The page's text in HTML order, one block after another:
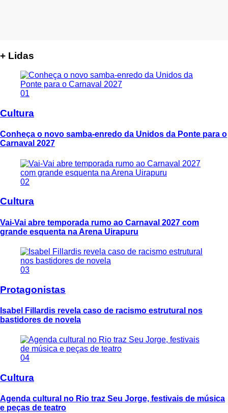
+ Lidas
01
Cultura
Conheça o novo samba-enredo da Unidos da Ponte para o
Carnaval 2027
02
Cultura
Vai-Vai abre temporada rumo ao Carnaval 2027 com
grande esquenta na Arena Uirapuru
03
Protagonistas
Isabel Fillardis revela caso de racismo estrutural nos
bastidores de novela
04
Cultura
Agenda cultural no Rio traz Seu Jorge, festivais de música
e peças de teatro